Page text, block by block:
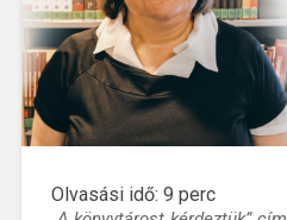
Olvasási idő: 9 perc